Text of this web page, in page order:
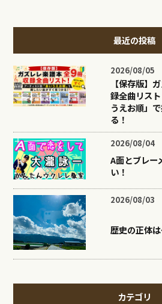
最近の投稿
2026/08/05
【保存版】
録全曲リス
うえお順」
る！
2026/08/04
A面とブレー
い！
2026/08/03
歴史の正体は
カテゴリ